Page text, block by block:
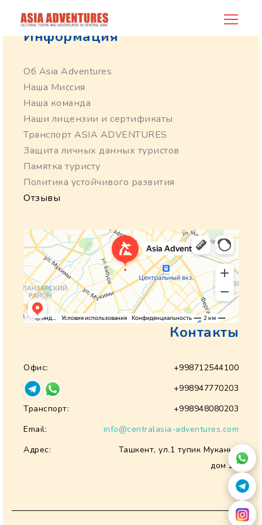
Информация
Об Asia Adventures
Наша Миссия
Наша команда
Наши лицензии и сертификаты
Транспорт ASIA ADVENTURES
Защита личных данных туристов
Памятка туристу
Политика устойчивого развития
Отзывы
Контакты
Офис:
+998712544100
+998947770203
Транспорт:
+998948080203
Email:
info@centralasia-adventures.com
Адрес:
Ташкент, ул.1 тупик Муканна
дом 28